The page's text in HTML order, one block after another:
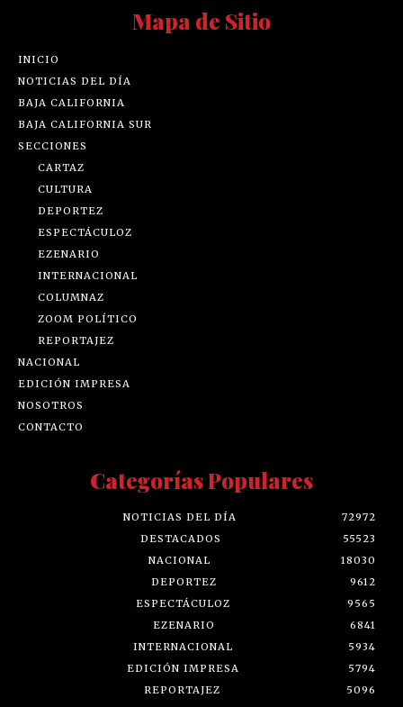
Mapa de Sitio
INICIO
NOTICIAS DEL DÍA
BAJA CALIFORNIA
BAJA CALIFORNIA SUR
SECCIONES
CARTAZ
CULTURA
DEPORTEZ
ESPECTÁCULOZ
EZENARIO
INTERNACIONAL
COLUMNAZ
ZOOM POLÍTICO
REPORTAJEZ
NACIONAL
EDICIÓN IMPRESA
NOSOTROS
CONTACTO
Categorías Populares
NOTICIAS DEL DÍA
72972
DESTACADOS
55523
NACIONAL
18030
DEPORTEZ
9612
ESPECTÁCULOZ
9565
EZENARIO
6841
INTERNACIONAL
5934
EDICIÓN IMPRESA
5794
REPORTAJEZ
5096